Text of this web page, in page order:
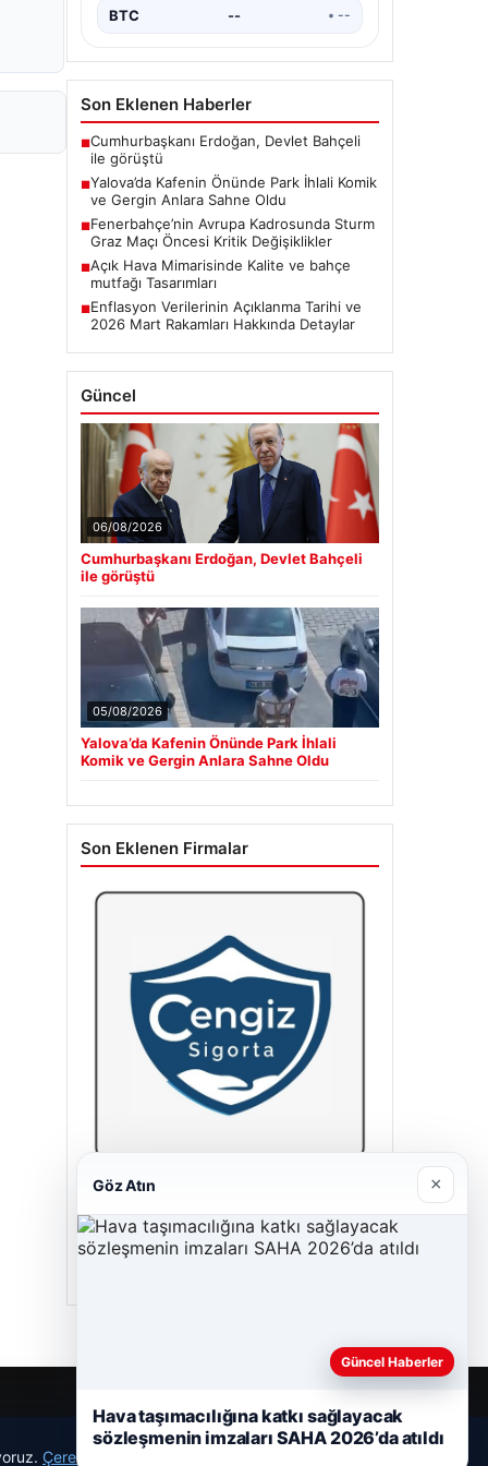
BTC -- • --
Son Eklenen Haberler
■Cumhurbaşkanı Erdoğan, Devlet Bahçeli
ile görüştü
■Yalova’da Kafenin Önünde Park İhlali Komik
ve Gergin Anlara Sahne Oldu
■Fenerbahçe’nin Avrupa Kadrosunda Sturm
Graz Maçı Öncesi Kritik Değişiklikler
■Açık Hava Mimarisinde Kalite ve bahçe
mutfağı Tasarımları
■Enflasyon Verilerinin Açıklanma Tarihi ve
2026 Mart Rakamları Hakkında Detaylar
Güncel
06/08/2026
Cumhurbaşkanı Erdoğan, Devlet Bahçeli
ile görüştü
05/08/2026
Yalova’da Kafenin Önünde Park İhlali
Komik ve Gergin Anlara Sahne Oldu
Son Eklenen Firmalar
Hastaş Beton
26/05/2026
Çerez Politikamız
Göz Atın ×
Güncel Haberler
Hava taşımacılığına katkı sağlayacak
sözleşmenin imzaları SAHA 2026’da atıldı